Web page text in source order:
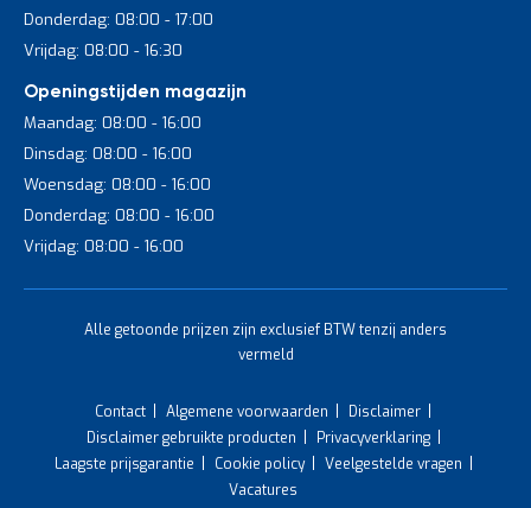
Donderdag: 08:00 - 17:00
Vrijdag: 08:00 - 16:30
Openingstijden magazijn
Maandag: 08:00 - 16:00
Dinsdag: 08:00 - 16:00
Woensdag: 08:00 - 16:00
Donderdag: 08:00 - 16:00
Vrijdag: 08:00 - 16:00
Alle getoonde prijzen zijn exclusief BTW tenzij anders
vermeld
Contact Algemene voorwaarden
Disclaimer
Disclaimer gebruikte producten
Privacyverklaring
Laagste prijsgarantie
Cookie policy
Veelgestelde vragen
Vacatures